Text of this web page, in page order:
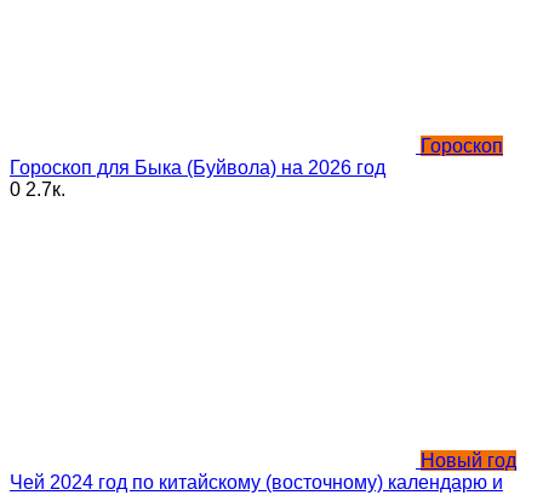
Гороскоп
Гороскоп для Быка (Буйвола) на 2026 год
0 2.7к.
Новый год
Чей 2024 год по китайскому (восточному) календарю и